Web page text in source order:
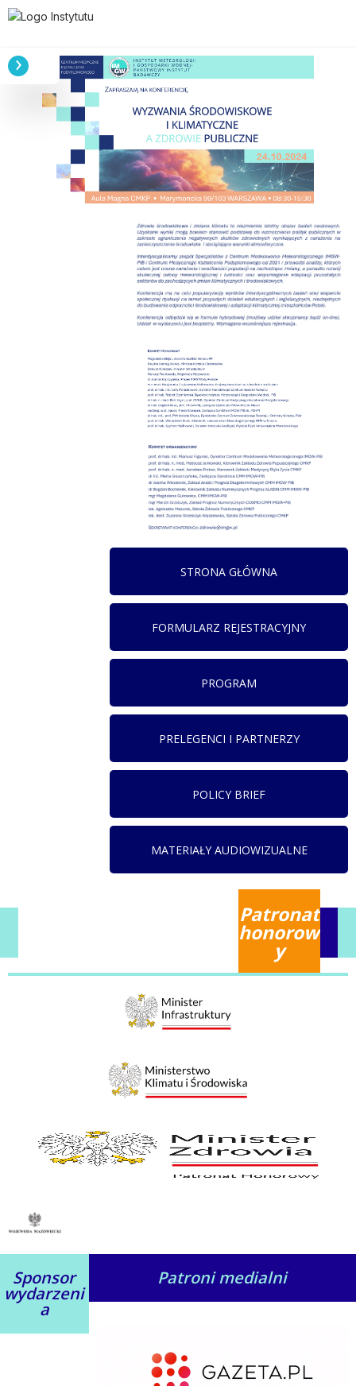
STRONA GŁÓWNA
FORMULARZ REJESTRACYJNY
PROGRAM
PRELEGENCI I PARTNERZY
POLICY BRIEF
MATERIAŁY AUDIOWIZUALNE
Patronat
honorow
y
Sponsor
wydarzeni
a
Patroni medialni